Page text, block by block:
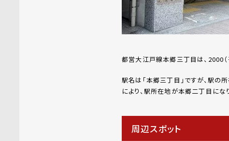
都営大江戸線本郷三丁目は、2000
駅名は「本郷三丁目」ですが、駅の
により、駅所在地が本郷二丁目にな
周辺スポット